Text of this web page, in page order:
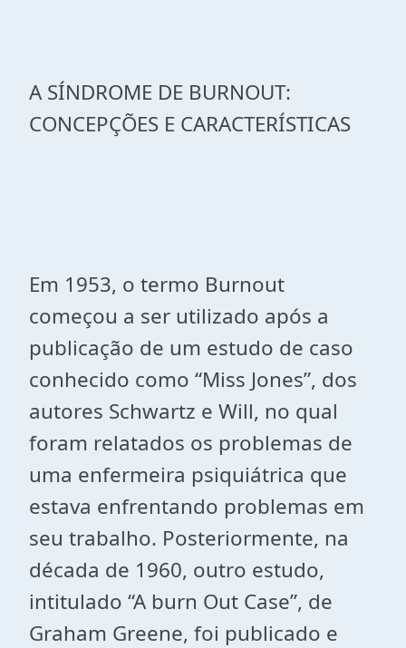
A SÍNDROME DE BURNOUT:
CONCEPÇÕES E CARACTERÍSTICAS
Em 1953, o termo Burnout
começou a ser utilizado após a
publicação de um estudo de caso
conhecido como “Miss Jones”, dos
autores Schwartz e Will, no qual
foram relatados os problemas de
uma enfermeira psiquiátrica que
estava enfrentando problemas em
seu trabalho. Posteriormente, na
década de 1960, outro estudo,
intitulado “A burn Out Case”, de
Graham Greene, foi publicado e